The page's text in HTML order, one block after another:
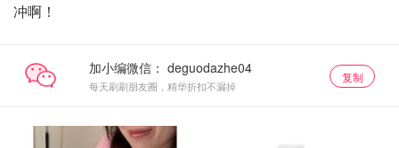
冲啊！
加小编微信：
每天刷刷朋友圈，精华折扣不漏掉
复制